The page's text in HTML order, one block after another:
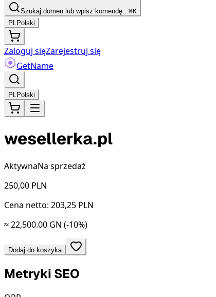
Szukaj domen lub wpisz komendę...⌘K
PLPolski
Zaloguj sięZarejestruj się
GetName
PLPolski
wesellerka.pl
AktywnaNa sprzedaż
250,00 PLN
Cena netto: 203,25 PLN
≈ 22,500.00 GN (-10%)
Dodaj do koszyka
Metryki SEO